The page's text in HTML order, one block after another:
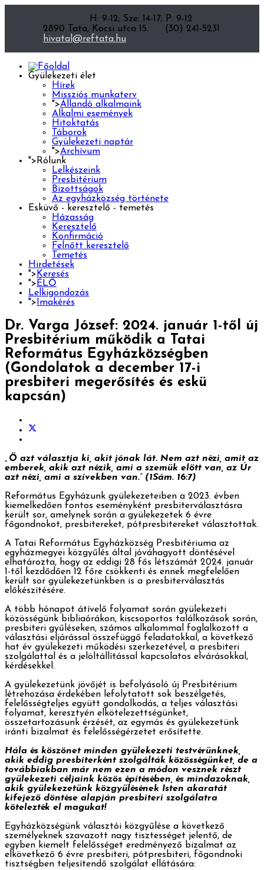
H: 9-12; Sze: 14-17; P: 9-12
2890 Tata, Kocsi utca 15.
(30) 241-5231
hivatal@reftata.hu
Gyülekezeti élet
Hírek
Missziós munkaterv
">Állandó alkalmaink
Alkalmi események
Hitoktatás
Táborok
Gyülekezeti naptár
">Archívum
"> Rólunk
Lelkészeink
Presbitérium
Bizottságok
Az egyházközség története
Esküvő - keresztelő - temetés
Házasság
Keresztelő
Konfirmáció
Felnőtt keresztelő
Temetés
Hirdetések
"> Keresés
"> ÉLŐ
Lelkigondozás
"> Imakérés
Dr. Varga József: 2024. január 1-től új
Presbitérium működik a Tatai
Református Egyházközségben
(Gondolatok a december 17-i
presbiteri megerősítés és eskü
kapcsán)
„Ő azt választja ki, akit jónak lát. Nem azt nézi, amit az
emberek, akik azt nézik, ami a szemük előtt van, az Úr
azt nézi, ami a szívekben van.” (1Sám. 16:7)
Református Egyházunk gyülekezeteiben a 2023. évben
kiemelkedően fontos eseményként presbiterválasztásra
került sor, amelynek során a gyülekezetek 6 évre
főgondnokot, presbitereket, pótpresbitereket választottak.
A Tatai Református Egyházközség Presbitériuma az
egyházmegyei közgyűlés által jóváhagyott döntésével
elhatározta, hogy az eddigi 28 fős létszámát 2024. január
1-től kezdődően 12 főre csökkenti és ennek megfelelően
került sor gyülekezetünkben is a presbiterválasztás
előkészítésére.
A több hónapot átívelő folyamat során gyülekezeti
közösségünk bibliaórákon, kiscsoportos találkozások során,
presbiteri gyűléseken, számos alkalommal foglalkozott a
választási eljárással összefüggő feladatokkal, a következő
hat év gyülekezeti működési szerkezetével, a presbiteri
szolgálattal és a jelöltállítással kapcsolatos elvárásokkal,
kérdésekkel.
A gyülekezetünk jövőjét is befolyásoló új Presbitérium
létrehozása érdekében lefolytatott sok beszélgetés,
felelősségteljes együtt gondolkodás, a teljes választási
folyamat, keresztyén elkötelezettségünket,
összetartozásunk érzését, az egymás és gyülekezetünk
iránti bizalmat és felelősségérzetet erősítette.
Hála és köszönet minden gyülekezeti testvérünknek,
akik eddig presbiterként szolgálták közösségünket, de a
továbbiakban már nem ezen a módon vesznek részt
gyülekezeti céljaink közös építésében, és mindazoknak,
akik gyülekezetünk közgyűlésének Isten akaratát
kifejező döntése alapján presbiteri szolgálatra
kötelezték el magukat!
Egyházközségünk választói közgyűlése a következő
személyeknek szavazott nagy tisztességet jelentő, de
egyben kiemelt felelősséget eredményező bizalmat az
elkövetkező 6 évre presbiteri, pótpresbiteri, főgondnoki
tisztségben teljesítendő szolgálat ellátására: